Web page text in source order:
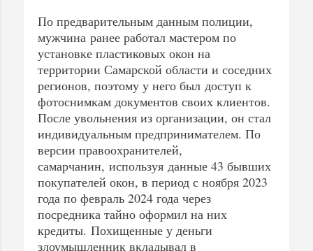
По предварительным данным полиции,
мужчина ранее работал мастером по
установке пластиковых окон на
территории Самарской области и соседних
регионов, поэтому у него был доступ к
фотоснимкам документов своих клиентов.
После увольнения из организации, он стал
индивидуальным предпринимателем. По
версии правоохранителей,
самарчанин, используя данные 43 бывших
покупателей окон, в период с ноября 2023
года по февраль 2024 года через
посредника тайно оформил на них
кредиты. Похищенные у деньги
злоумышленник вкладывал в